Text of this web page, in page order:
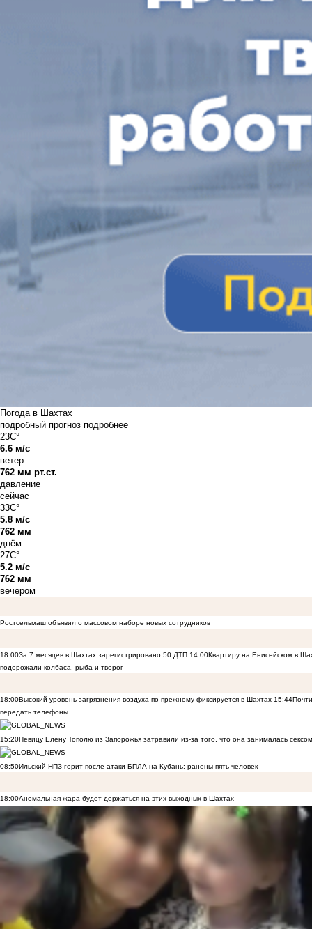
Погода в Шахтах
подробный прогноз подробнее
23C°
6.6 м/с
ветер
762 мм рт.ст.
давление
сейчас
33C°
5.8 м/с
762 мм
днём
27C°
5.2 м/с
762 мм
вечером
Ростсельмаш объявил о массовом наборе новых сотрудников
18:00За 7 месяцев в Шахтах зарегистрировано 50 ДТП 14:00Квартиру на Енисейском в
подорожали колбаса, рыба и творог
18:00Высокий уровень загрязнения воздуха по-прежнему фиксируется в Шахтах 15:44
передать телефоны
15:20Певицу Елену Тополю из Запорожья затравили из-за того, что она занималась
08:50Ильский НПЗ горит после атаки БПЛА на Кубань: ранены пять человек
18:00Аномальная жара будет держаться на этих выходных в Шахтах